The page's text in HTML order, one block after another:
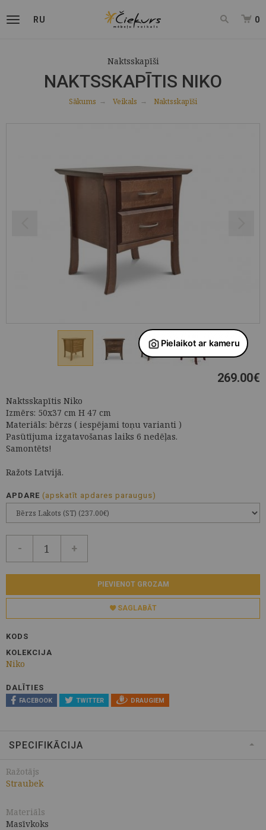
RU 0
Naktsskapīši
NAKTSSKAPĪTIS NIKO
Sākums Veikals Naktsskapīši
269.00€
Naktsskapītis Niko
Izmērs: 50x37 cm H 47 cm
Materiāls: bērzs ( iespējami toņu varianti )
Pasūtījuma izgatavošanas laiks 6 nedēļas.
Samontēts!
Ražots Latvijā.
APDARE (apskatīt apdares paraugus)
- +
PIEVIENOT GROZAM
SAGLABĀT
KODS
KOLEKCIJA
Niko
DALĪTIES
FACEBOOK TWITTER DRAUGIEM
SPECIFIKĀCIJA
Ražotājs
Straubek
Materiāls
Masīvkoks